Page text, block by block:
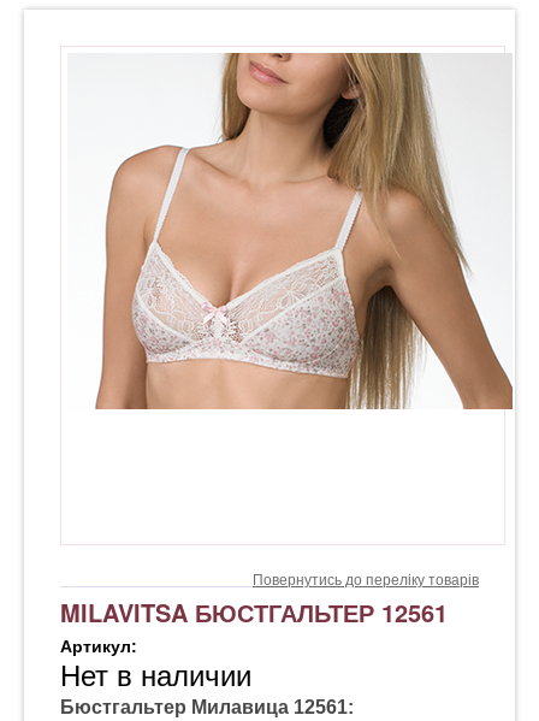
Повернутись до переліку товарів
MILAVITSA БЮСТГАЛЬТЕР 12561
Артикул:
Нет в наличии
Бюстгальтер Милавица 12561: